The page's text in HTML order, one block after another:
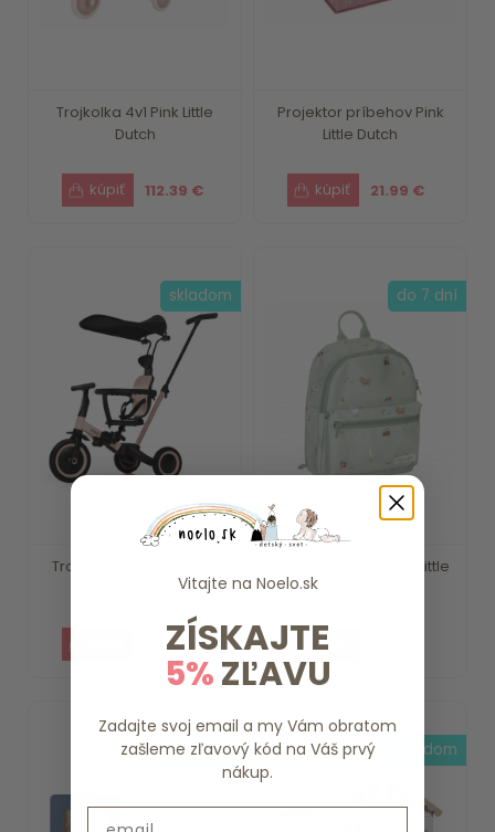
Trojkolka 4v1 Pink Little
Dutch
112.39 €
Projektor príbehov Pink
Little Dutch
21.99 €
Trojkolka Razor Pro 6v1,
Coral Pink Zopa
94.40 €
skladom
Detský batoh Farma Little
do 7 dní
skladom skladom
Vitajte na Noelo.sk
ZÍSKAJTE
5%ZĽAVU
Zadajte svoj email a my Vám obratom
zašleme zľavový kód na Váš prvý
nákup.